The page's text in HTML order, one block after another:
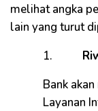
melihat angka
lain yang turut
1.
Bank
Layanan